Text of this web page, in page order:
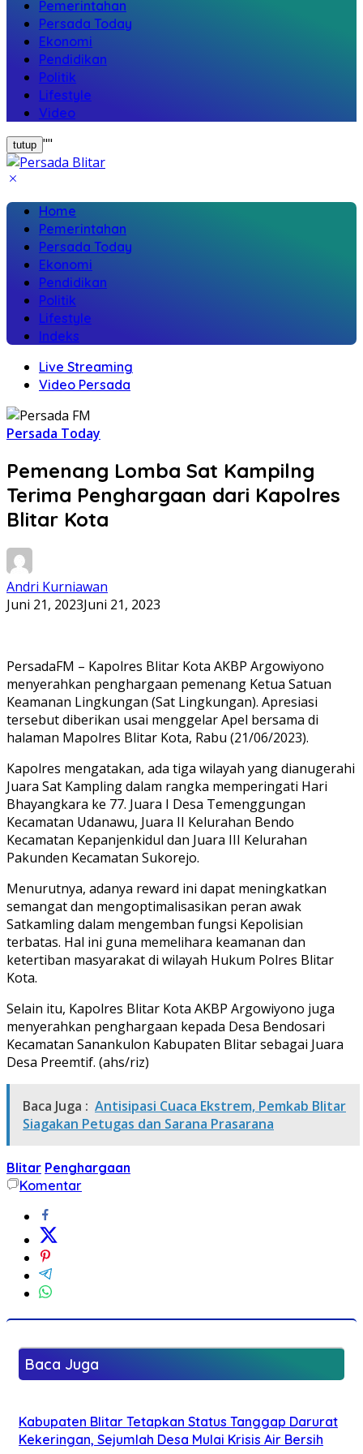
Pemerintahan
Persada Today
Ekonomi
Pendidikan
Politik
Lifestyle
Video
tutup ""
Home
Pemerintahan
Persada Today
Ekonomi
Pendidikan
Politik
Lifestyle
Indeks
Live Streaming
Video Persada
Persada Today
Pemenang Lomba Sat Kampilng
Terima Penghargaan dari Kapolres
Blitar Kota
Andri Kurniawan
Juni 21, 2023Juni 21, 2023
PersadaFM – Kapolres Blitar Kota AKBP Argowiyono
menyerahkan penghargaan pemenang Ketua Satuan
Keamanan Lingkungan (Sat Lingkungan). Apresiasi
tersebut diberikan usai menggelar Apel bersama di
halaman Mapolres Blitar Kota, Rabu (21/06/2023).
Kapolres mengatakan, ada tiga wilayah yang dianugerahi
Juara Sat Kampling dalam rangka memperingati Hari
Bhayangkara ke 77. Juara I Desa Temenggungan
Kecamatan Udanawu, Juara II Kelurahan Bendo
Kecamatan Kepanjenkidul dan Juara III Kelurahan
Pakunden Kecamatan Sukorejo.
Menurutnya, adanya reward ini dapat meningkatkan
semangat dan mengoptimalisasikan peran awak
Satkamling dalam mengemban fungsi Kepolisian
terbatas. Hal ini guna memelihara keamanan dan
ketertiban masyarakat di wilayah Hukum Polres Blitar
Kota.
Selain itu, Kapolres Blitar Kota AKBP Argowiyono juga
menyerahkan penghargaan kepada Desa Bendosari
Kecamatan Sanankulon Kabupaten Blitar sebagai Juara
Desa Preemtif. (ahs/riz)
Baca Juga : Antisipasi Cuaca Ekstrem, Pemkab Blitar
Siagakan Petugas dan Sarana Prasarana
Blitar Penghargaan
Komentar
Baca Juga
Kabupaten Blitar Tetapkan Status Tanggap Darurat
Kekeringan, Sejumlah Desa Mulai Krisis Air Bersih